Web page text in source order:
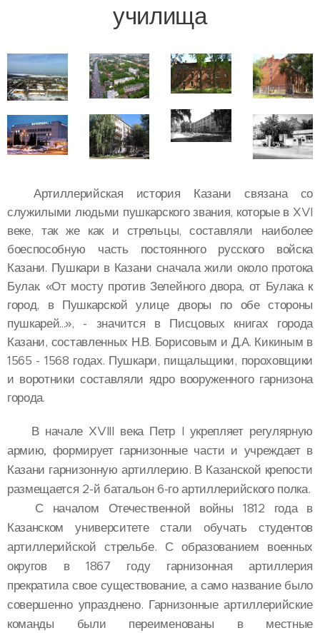
училища
Артиллерийская история Казани связана со
служилыми людьми пушкарского звания, которые в XVI
веке, так же как и стрельцы, составляли наиболее
боеспособную часть постоянного русского войска
Казани. Пушкари в Казани сначала жили около протока
Булак. «От мосту против Зелейного двора, от Булака к
город, в Пушкарской улице дворы по обе стороны
пушкарей...», - значится в Писцовых книгах города
Казани, составленных Н.В. Борисовым и Д.А. Кикиным в
1565 - 1568 годах. Пушкари, пищальщики, пороховщики
и воротники составляли ядро вооруженного гарнизона
города.
В начале XVIII века Петр I укрепляет регулярную
армию, формирует гарнизонные части и учреждает в
Казани гарнизонную артиллерию. В Казанской крепости
размещается 2-й батальон 6-го артиллерийского полка.
С началом Отечественной войны 1812 года в
Казанском университете стали обучать студентов
артиллерийской стрельбе. С образованием военных
округов в 1867 году гарнизонная артиллерия
прекратила свое существование, а само название было
совершенно упразднено. Гарнизонные артиллерийские
команды были переименованы в местные